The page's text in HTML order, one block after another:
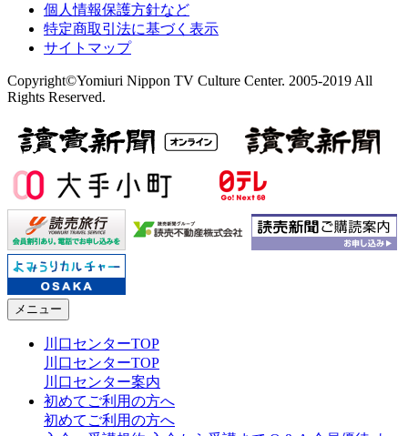
個人情報保護方針など
特定商取引法に基づく表示
サイトマップ
Copyright©Yomiuri Nippon TV Culture Center. 2005-2019 All
Rights Reserved.
メニュー
川口センターTOP
川口センターTOP
川口センター案内
初めてご利用の方へ
初めてご利用の方へ